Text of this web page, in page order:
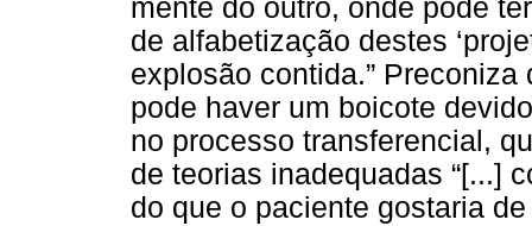
mente do outro, onde pode
de alfabetização destes
explosão contida.”
pode haver um boicote
no processo transferencial,
de teorias inadequadas “[...]
do que o paciente gostaria